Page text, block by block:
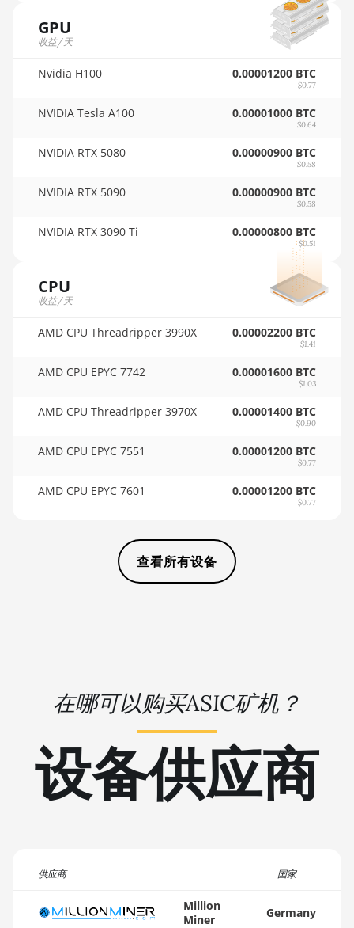
🇵🇦ㅤ PAB - B/.
🇵🇪ㅤ PEN - S/.
🏳ㅤ PGK - K
🇵🇭ㅤ PHP - ₱
🇵🇾ㅤ PYG - ₲
🇶🇦ㅤ QAR - QR
🇷🇸ㅤ RSD - din.
🏳ㅤ SCR - SR
🏳ㅤ SHP - £
🇸🇴ㅤ SOS - Ssh
🇹🇭ㅤ TJS - ЅМ
🇹🇳ㅤ TND - DT
🇹🇷ㅤ TRY - TL
🇹🇿ㅤ TZS - TSh
Auradine Teraflux AI3680
BITFURY B8
BITMAIN AntMiner K5
BITMAIN AntMiner KA3
BITMAIN AntMiner KS5
BITMAIN AntMiner KS5 Pro
BITMAIN AntMiner L11 Hyd. 2U (33Gh)
BITMAIN AntMiner L11 Pro (21Gh)
BITMAIN AntMiner L3 ++
BITMAIN AntMiner L9 (17Gh)
BITMAIN AntMiner L9 Hyd 2U (27Gh)
BITMAIN AntMiner S11
BITMAIN AntMiner S15
BITMAIN AntMiner S17 Pro
BITMAIN AntMiner S17 Pro (50Th)
GPU
收益/天
Nvidia H100 0.00001200 BTC
$0.77
NVIDIA Tesla A100 0.00001000 BTC
$0.64
NVIDIA RTX 5080 0.00000900 BTC
$0.58
NVIDIA RTX 5090 0.00000900 BTC
$0.58
NVIDIA RTX 3090 Ti 0.00000800 BTC
$0.51
CPU
收益/天
AMD CPU Threadripper 3990X 0.00002200 BTC
$1.41
AMD CPU EPYC 7742 0.00001600 BTC
$1.03
AMD CPU Threadripper 3970X 0.00001400 BTC
$0.90
AMD CPU EPYC 7551 0.00001200 BTC
$0.77
AMD CPU EPYC 7601 0.00001200 BTC
$0.77
查看所有设备
在哪可以购买ASIC矿机？
设备供应商
供应商 国家
Million
Miner
Germany